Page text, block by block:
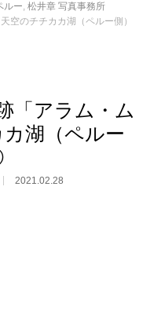
ルー, 松井章 写真事務所
空のチチカカ湖（ペルー側）
「アラム・ム
湖（ペルー
2021.02.28